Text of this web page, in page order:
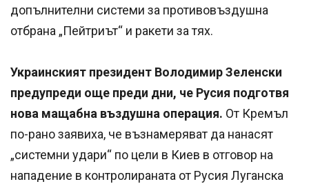
допълнителни системи за противовъздушна
отбрана „Пейтриът“ и ракети за тях.
Украинският президент Володимир Зеленски
предупреди още преди дни, че Русия подготвя
нова мащабна въздушна операция. От Кремъл
по-рано заявиха, че възнамеряват да нанасят
„системни удари“ по цели в Киев в отговор на
нападение в контролираната от Русия Луганска